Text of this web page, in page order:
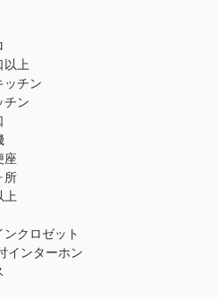
以上
ッチン
チン
座
所
上
ンクロゼット
インターホン